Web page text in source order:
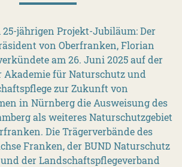
25-jährigen Projekt-Jubiläum: Der
von Oberfranken, Florian
am 26. Juni 2025 auf der
Akademie für Naturschutz und
zur Zukunft von
in Nürnberg die Ausweisung des
als weiteres Naturschutzgebiet
Die Trägerverbände des
Franken, der BUND Naturschutz
der Landschaftspflegeverband